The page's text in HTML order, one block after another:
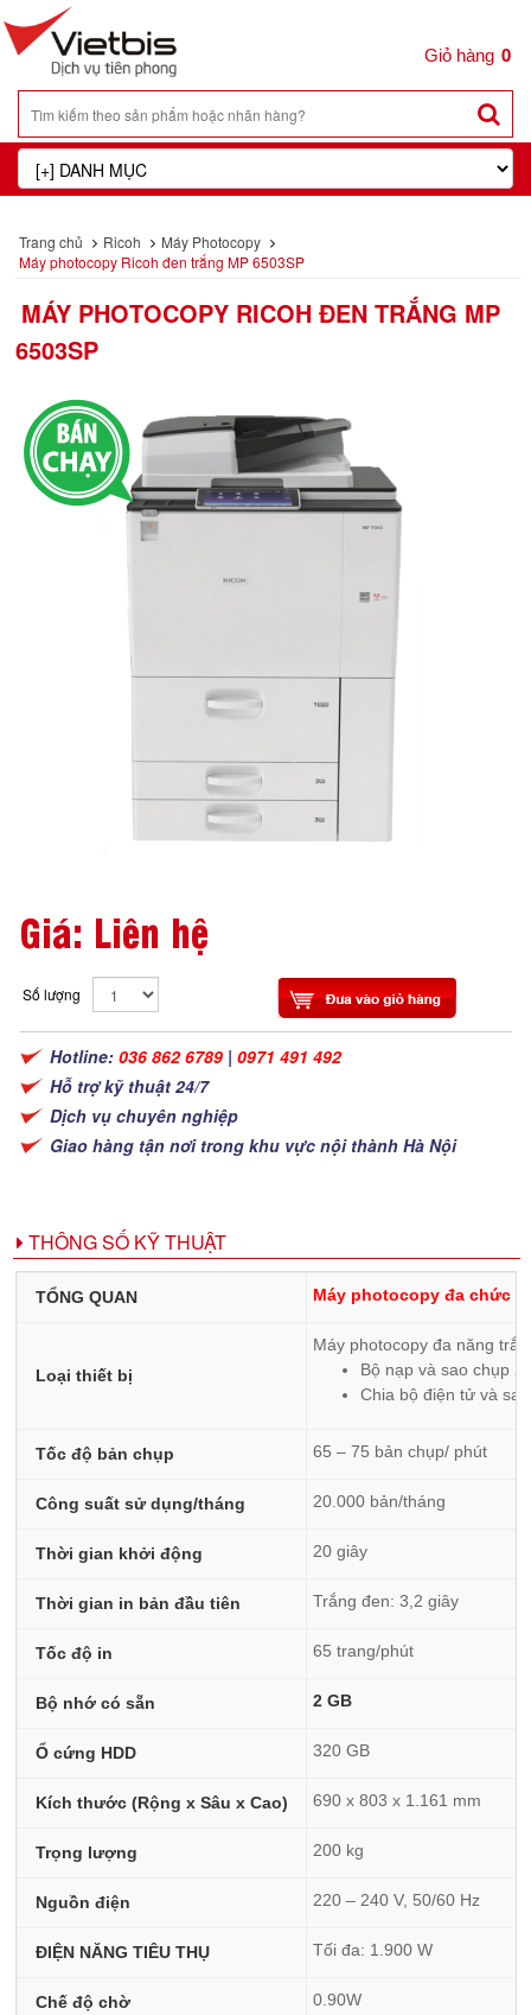
0
Trang chủ Ricoh
Máy Photocopy
Máy photocopy Ricoh đen trắng MP 6503SP
MÁY PHOTOCOPY RICOH ĐEN TRẮNG MP
6503SP
Giá: Liên hệ
Số lượng
Hotline: 036 862 6789 | 0971 491 492
Hỗ trợ kỹ thuật 24/7
Dịch vụ chuyên nghiệp
Giao hàng tận nơi trong khu vực nội thành Hà Nội
THÔNG SỐ KỸ THUẬT
TỔNG QUAN Máy photocopy đa chức
Loại thiết bị
Máy photocopy đa năng
Bộ nạp và sao chụp
Chia bộ điện tử và
Tốc độ bản chụp 65 – 75 bản chụp/ phút
Công suất sử dụng/tháng 20.000 bản/tháng
Thời gian khởi động 20 giây
Thời gian in bản đầu tiên Trắng đen: 3,2 giây
Tốc độ in 65 trang/phút
Bộ nhớ có sẵn 2 GB
Ổ cứng HDD 320 GB
Kích thước (Rộng x Sâu x Cao) 690 x 803 x 1.161 mm
Trọng lượng 200 kg
Nguồn điện 220 – 240 V, 50/60 Hz
ĐIỆN NĂNG TIÊU THỤ Tối đa: 1.900 W
Chế độ chờ 0.90W